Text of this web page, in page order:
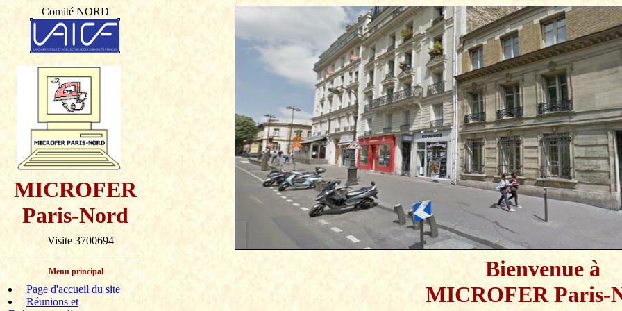
Comité NORD
MICROFER
Paris-Nord
Visite 3700694
Menu principal
Page d'accueil du site
Réunions et
Bienvenue à
MICROFER Paris-